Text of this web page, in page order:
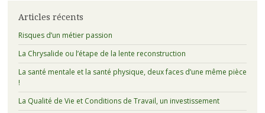
Articles récents
Risques d’un métier passion
La Chrysalide ou l’étape de la lente reconstruction
La santé mentale et la santé physique, deux faces d’une même pièce
!
La Qualité de Vie et Conditions de Travail, un investissement